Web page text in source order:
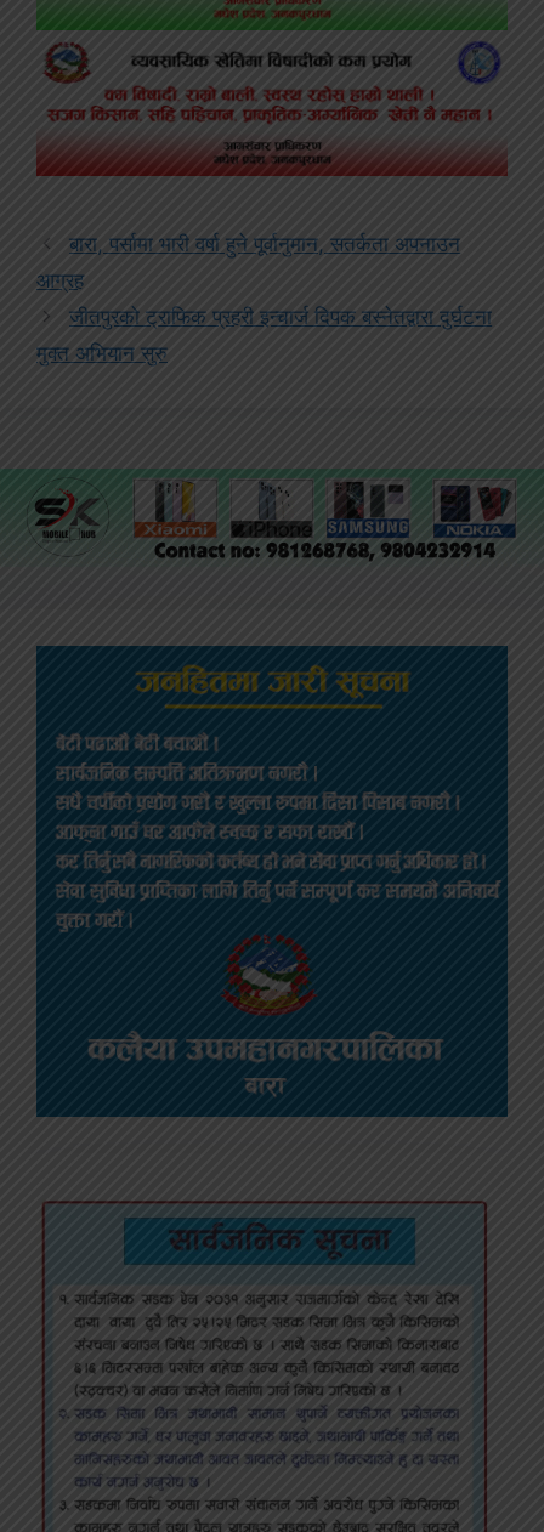
बारा, पर्सामा भारी वर्षा हुने पूर्वानुमान, सतर्कता अपनाउन
आग्रह
जीतपुरको ट्राफिक प्रहरी इन्चार्ज दिपक बस्नेतद्वारा दुर्घटना
मुक्त अभियान सुरु